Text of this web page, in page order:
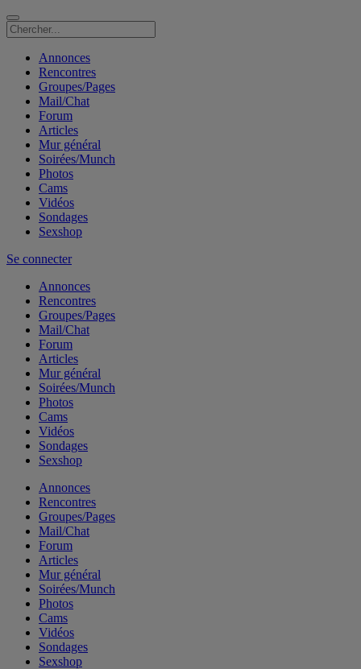
Annonces
Rencontres
Groupes/Pages
Mail/Chat
Forum
Articles
Mur général
Soirées/Munch
Photos
Cams
Vidéos
Sondages
Sexshop
Se connecter
Annonces
Rencontres
Groupes/Pages
Mail/Chat
Forum
Articles
Mur général
Soirées/Munch
Photos
Cams
Vidéos
Sondages
Sexshop
Annonces
Rencontres
Groupes/Pages
Mail/Chat
Forum
Articles
Mur général
Soirées/Munch
Photos
Cams
Vidéos
Sondages
Sexshop